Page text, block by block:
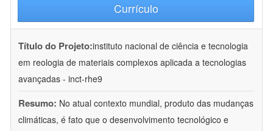
Currículo
Título do Projeto:instituto nacional de ciência e tecnologia
em reologia de materiais complexos aplicada a tecnologias
avançadas - inct-rhe9
Resumo: No atual contexto mundial, produto das mudanças
climáticas, é fato que o desenvolvimento tecnológico e